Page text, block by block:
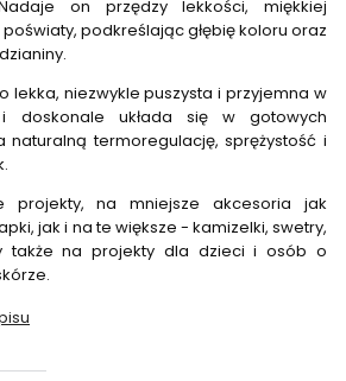
on przędzy lekkości, miękkiej
podkreślając głębię koloru oraz
lekka, niezwykle puszysta i przyjemna w
doskonale układa się w gotowych
naturalną termoregulację, sprężystość i
projekty, na mniejsze akcesoria jak
jak i na te większe - kamizelki, swetry,
także na projekty dla dzieci i osób o